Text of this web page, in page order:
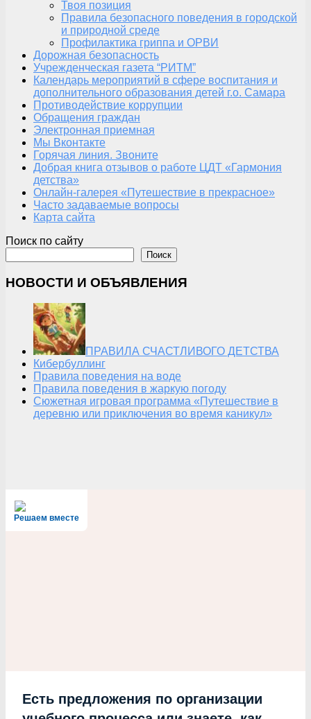
Твоя позиция
Правила безопасного поведения в городской
и природной среде
Профилактика гриппа и ОРВИ
Дорожная безопасность
Учрежденческая газета “РИТМ”
Календарь мероприятий в сфере воспитания и
дополнительного образования детей г.о. Самара
Противодействие коррупции
Обращения граждан
Электронная приемная
Мы Вконтакте
Горячая линия. Звоните
Добрая книга отзывов о работе ЦДТ «Гармония
детства»
Онлайн-галерея «Путешествие в прекрасное»
Часто задаваемые вопросы
Карта сайта
Поиск по сайту
Поиск
НОВОСТИ И ОБЪЯВЛЕНИЯ
ПРАВИЛА СЧАСТЛИВОГО ДЕТСТВА
Кибербуллинг
Правила поведения на воде
Правила поведения в жаркую погоду
Сюжетная игровая программа «Путешествие в
деревню или приключения во время каникул»
Решаем вместе
Есть предложения по организации